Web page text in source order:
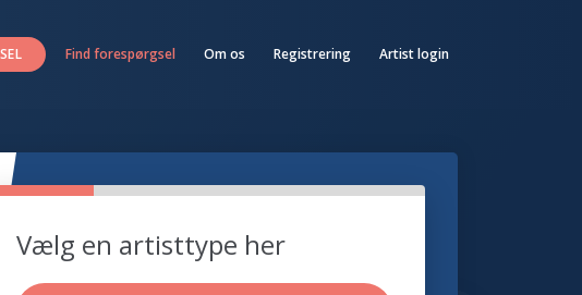
Find forespørgsel Om os Registrering Artist login
Vælg en artisttype her